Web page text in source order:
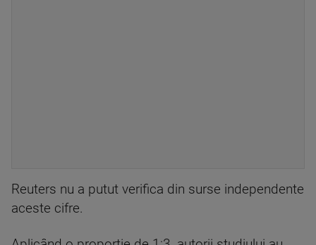
Reuters nu a putut verifica din surse independente
aceste cifre.